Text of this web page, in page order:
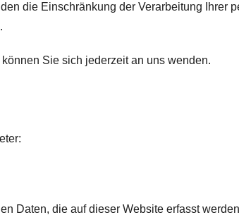
die Einschränkung der Verarbeitung Ihrer
Sie sich jederzeit an uns wenden.
Daten, die auf dieser Website erfasst